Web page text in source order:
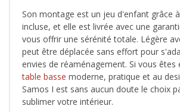
Son montage est un jeu d'enfant grâce
incluse, et elle est livrée avec une
vous offrir une sérénité totale. Légère
peut être déplacée sans effort pour
envies de réaménagement. Si vous êtes
table basse moderne, pratique et au
Samos I est sans aucun doute le choix
sublimer votre intérieur.